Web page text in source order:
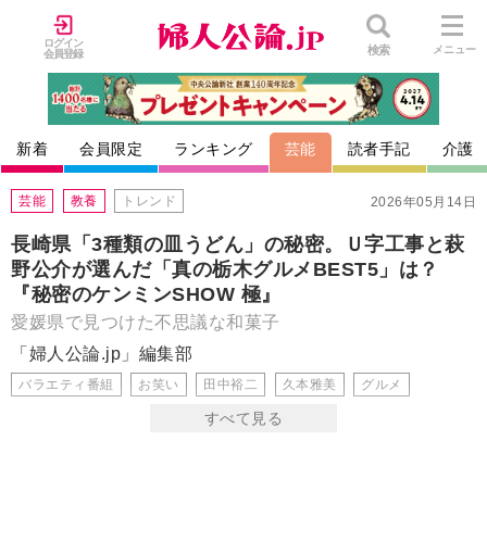
ログイン
会員登録
検索 メニュー
新着 会員限定 ランキング 芸能 読者手記 介護
2026年05月14日
芸能 教養 トレンド
長崎県「3種類の皿うどん」の秘密。Ｕ字工事と萩
野公介が選んだ「真の栃木グルメBEST5」は？
『秘密のケンミンSHOW 極』
愛媛県で見つけた不思議な和菓子
「婦人公論.jp」編集部
バラエティ番組 お笑い 田中裕二 久本雅美 グルメ